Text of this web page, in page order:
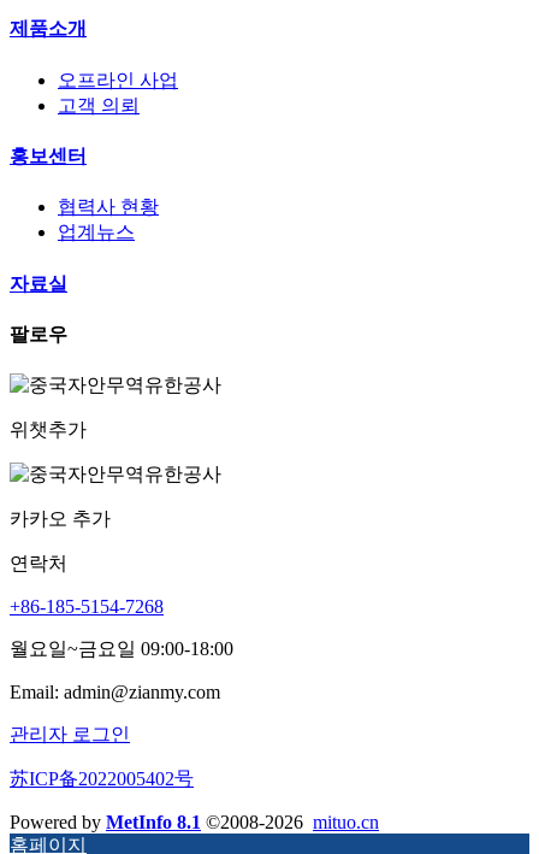
제품소개
오프라인 사업
고객 의뢰
홍보센터
협력사 현황
업계뉴스
자료실
팔로우
위챗추가
카카오 추가
연락처
+86-185-5154-7268
월요일~금요일 09:00-18:00
Email: admin@zianmy.com
관리자 로그인
苏ICP备2022005402号
Powered by MetInfo 8.1 ©2008-2026 mituo.cn
홈페이지